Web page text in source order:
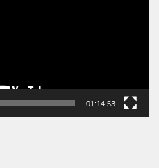
01:14:53